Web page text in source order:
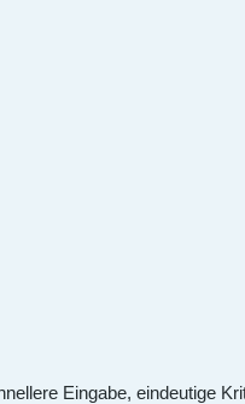
Eingabe, eindeutige